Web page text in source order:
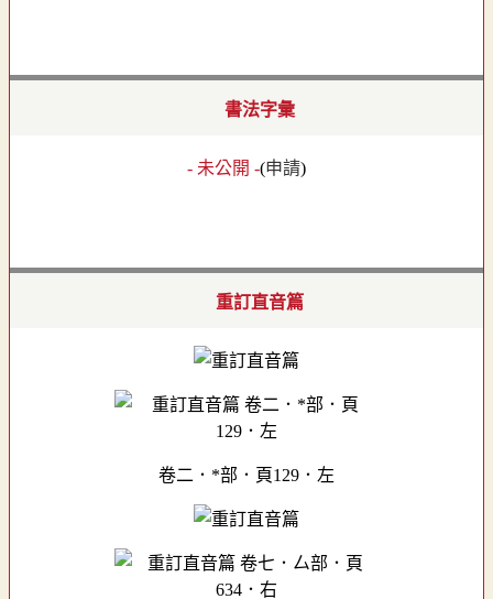
書法字彙
- 未公開 -(申請)
重訂直音篇
卷二．*部．頁129．左